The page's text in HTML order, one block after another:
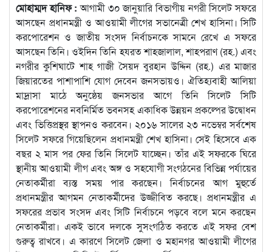
মোহাম্মদ হানিফ : আগামী ৩০ জানুয়ারি বিভাগীয় নগরী সিলেট সফরে
আসছেন প্রধানমন্ত্রী ও আওয়ামী লীগের সভানেত্রী শেখ হাসিনা। সিটি
করপোরেশন ও জাতীয় সংসদ নির্বাচনকে সামনে রেখে এ সফরে
আসছেন তিনি। ওইদিন তিনি হযরত শাহজালাল, শাহপরাণ (রহ.) এবং
নগরীর কুশিঘাটে শাহ গাজী সৈয়দ বুরহান উদ্দিন (রহ.) এর মাজার
জিয়ারতের পাশাপাশি যোগ দেবেন জনসভায়ও। ঐতিহ্যবাহী আলিয়া
মাদ্রাসা মাঠে অনুষ্ঠেয় জনসভার আগে তিনি সিলেট সিটি
করপোরেশনের নবনির্মিত ভবনসহ একাধিক উন্নয়ন প্রকল্পের উদ্বোধন
এবং ভিত্তিপ্রস্থর স্থাপনও করবেন। ২০১৬ সালের ২৩ নভেম্বর সর্বশেষ
সিলেট সফরে গিয়েছিলেন প্রধানমন্ত্রী শেখ হাসিনা। সেই হিসেবে এক
বছর ২ মাস পর ফের তিনি সিলেট যাচ্ছেন। তাঁর এই সফরকে ঘিরে
স্থানীয় আওয়ামী লীগ এবং অঙ্গ ও সহযোগী সংগঠনের বিভিন্ন পর্যায়ের
নেতাকর্মীরা ব্যস্ত সময় পার করছেন। নির্বাচনের আগ মুহুর্তে
প্রধানমন্ত্রীর আগমন নেতাকর্মীদের উজ্জীবিত করছে। প্রধানমন্ত্রীর এ
সফরের প্রভাব সংসদ এবং সিটি নির্বাচনে পড়বে বলে মনে করছেন
নেতাকর্মীরা। একই ভাবে দলকে সুসংগঠিত করতে এই সফর বেশ
গুরুত্ব রাখবে। এ কারণে সিলেট জেলা ও মহানগর আওয়ামী লীগের